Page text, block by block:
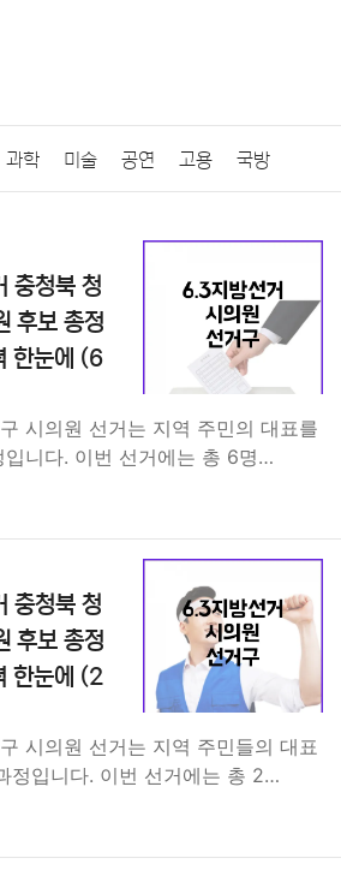
과학 미술 공연 고용 국방
일상 주식 암호화폐 블록체인
패션 미용 인테리어
금융 게임 스포츠 사진
의학 경제 마케팅
교통 생활 기타
충청북 청
후보 총정
한눈에 (6
시의원 선거는 지역 주민의 대표를
입니다. 이번 선거에는 총 6명…
충청북 청
후보 총정
한눈에 (2
시의원 선거는 지역 주민들의 대표
정입니다. 이번 선거에는 총 2…